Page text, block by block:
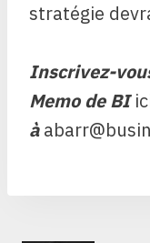
stratégie
Inscrivez-
Memo de BI
à